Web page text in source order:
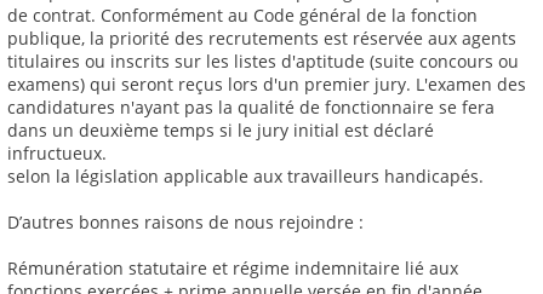
de contrat. Conformément au Code général de la fonction
publique, la priorité des recrutements est réservée aux agents
titulaires ou inscrits sur les listes d'aptitude (suite concours ou
examens) qui seront reçus lors d'un premier jury. L'examen des
candidatures n'ayant pas la qualité de fonctionnaire se fera
dans un deuxième temps si le jury initial est déclaré
infructueux.
selon la législation applicable aux travailleurs handicapés.
D’autres bonnes raisons de nous rejoindre :
Rémunération statutaire et régime indemnitaire lié aux